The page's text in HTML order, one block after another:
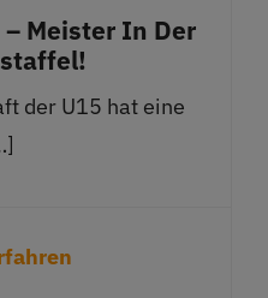
Meister In Der
der U15 hat eine